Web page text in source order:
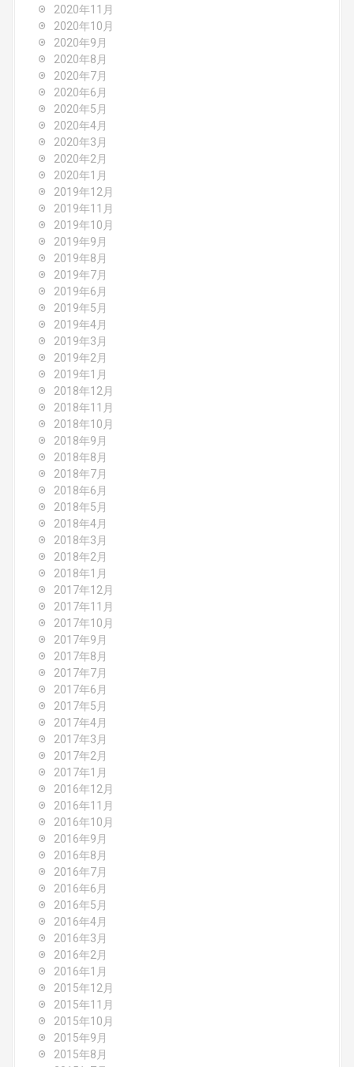
2020年11月
2020年10月
2020年9月
2020年8月
2020年7月
2020年6月
2020年5月
2020年4月
2020年3月
2020年2月
2020年1月
2019年12月
2019年11月
2019年10月
2019年9月
2019年8月
2019年7月
2019年6月
2019年5月
2019年4月
2019年3月
2019年2月
2019年1月
2018年12月
2018年11月
2018年10月
2018年9月
2018年8月
2018年7月
2018年6月
2018年5月
2018年4月
2018年3月
2018年2月
2018年1月
2017年12月
2017年11月
2017年10月
2017年9月
2017年8月
2017年7月
2017年6月
2017年5月
2017年4月
2017年3月
2017年2月
2017年1月
2016年12月
2016年11月
2016年10月
2016年9月
2016年8月
2016年7月
2016年6月
2016年5月
2016年4月
2016年3月
2016年2月
2016年1月
2015年12月
2015年11月
2015年10月
2015年9月
2015年8月